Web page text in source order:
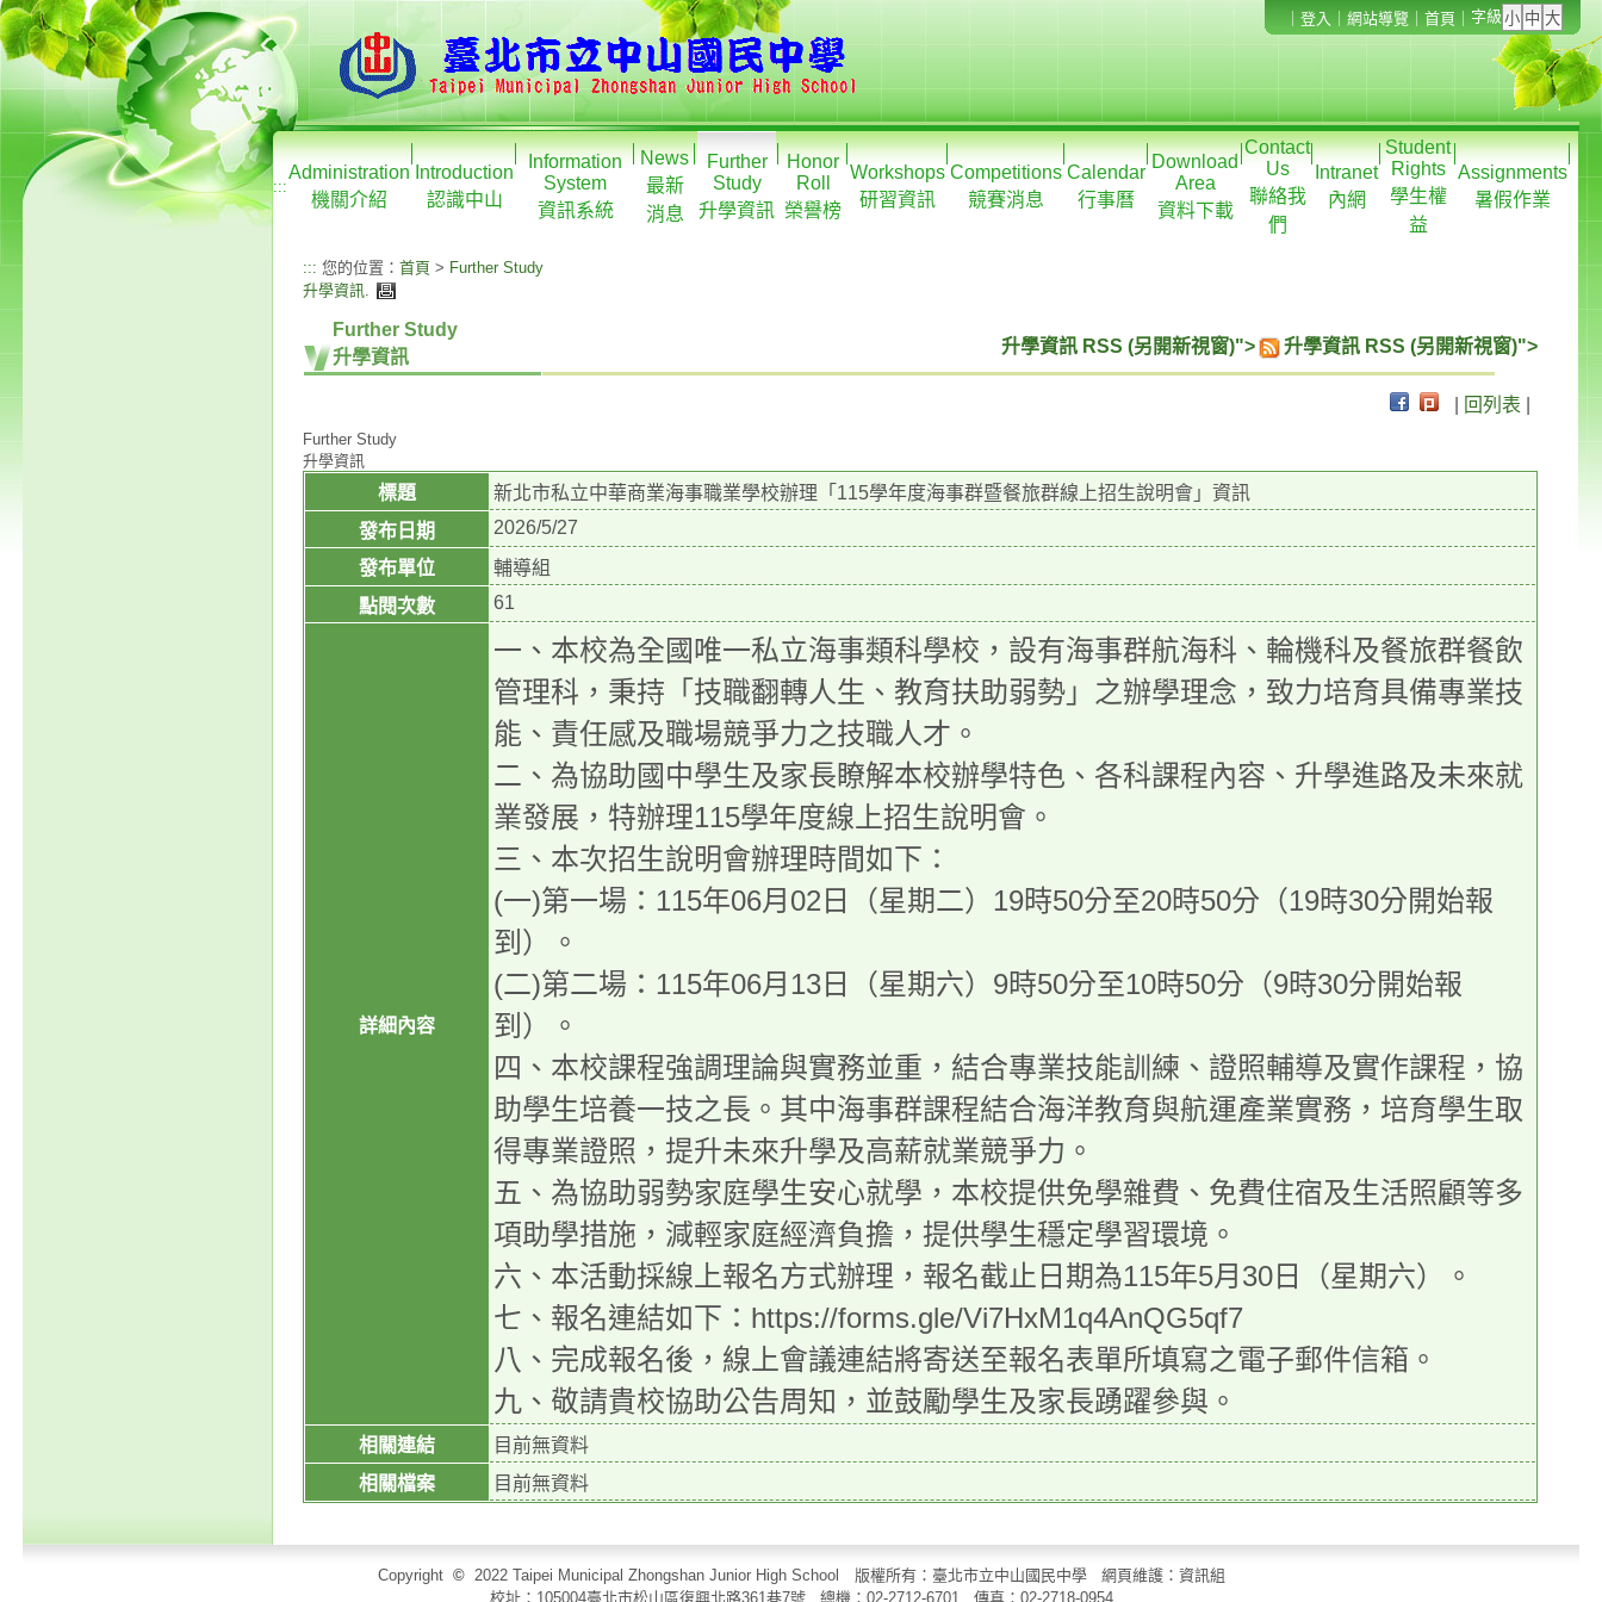
登入 網站導覽 首頁 字級
:::
Administration
機關介紹
Introduction
認識中山
Information
System
資訊系統
News
最新
消息
Further
Study
升學資訊
Honor
Roll
榮譽榜
Workshops
研習資訊
Competitions
競賽消息
Calendar
行事曆
Download
Area
資料下載
Contact
Us
聯絡我
們
Intranet
內網
Student
Rights
學生權
益
Assignments
暑假作業
::: 您的位置： 首頁 > Further Study
升學資訊.
Further Study
升學資訊
升學資訊 RSS (另開新視窗)"> 升學資訊 RSS (另開新視窗)">
回列表
Further Study
升學資訊
標題
新北市私立中華商業海事職業學校辦理「115學年度海事群暨餐旅群線上招生說明會」資訊
發布日期
2026/5/27
發布單位
輔導組
點閱次數
61
詳細內容
一、本校為全國唯一私立海事類科學校，設有海事群航海科、輪機科及餐旅群餐飲
管理科，秉持「技職翻轉人生、教育扶助弱勢」之辦學理念，致力培育具備專業技
能、責任感及職場競爭力之技職人才。
二、為協助國中學生及家長瞭解本校辦學特色、各科課程內容、升學進路及未來就
業發展，特辦理115學年度線上招生說明會。
三、本次招生說明會辦理時間如下：
(一)第一場：115年06月02日（星期二）19時50分至20時50分（19時30分開始報
到）。
(二)第二場：115年06月13日（星期六）9時50分至10時50分（9時30分開始報
到）。
四、本校課程強調理論與實務並重，結合專業技能訓練、證照輔導及實作課程，協
助學生培養一技之長。其中海事群課程結合海洋教育與航運產業實務，培育學生取
得專業證照，提升未來升學及高薪就業競爭力。
五、為協助弱勢家庭學生安心就學，本校提供免學雜費、免費住宿及生活照顧等多
項助學措施，減輕家庭經濟負擔，提供學生穩定學習環境。
六、本活動採線上報名方式辦理，報名截止日期為115年5月30日（星期六）。
七、報名連結如下：https://forms.gle/Vi7HxM1q4AnQG5qf7
八、完成報名後，線上會議連結將寄送至報名表單所填寫之電子郵件信箱。
九、敬請貴校協助公告周知，並鼓勵學生及家長踴躍參與。
相關連結
目前無資料
相關檔案
目前無資料
Copyright © 2022 Taipei Municipal Zhongshan Junior High School 版權所有：臺北市立中山國民中學 網頁維護：資訊組
校址：105004臺北市松山區復興北路361巷7號 總機：02-2712-6701 傳真： 02-2718-0954